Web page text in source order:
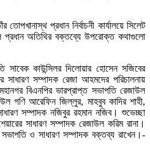
প্রধান নির্বাচনী কার্যালয়ে সিলেট
প্রধান অতিথির বক্তব্যে উপরোক্ত কথাগুলো
সাবেক কাউন্সিলর দিলোয়ার হোসেন সজিবের
সাধারণ সম্পাদক রেজা আহমদের পরিচালনায়
বিএনপির ভারপ্রাপ্ত সভাপতি রেজাউল
গণি আরেফিন জিল্লুর, মাহবুব কাদির শাহী,
সম্পাদক নজিবুর রহমান নজিব। শুভেচ্ছা
সাধারণ সম্পাদক রেজাউল করিম রানা।
ও সাধারণ সম্পাদক বক্তব্য রাখেন।-